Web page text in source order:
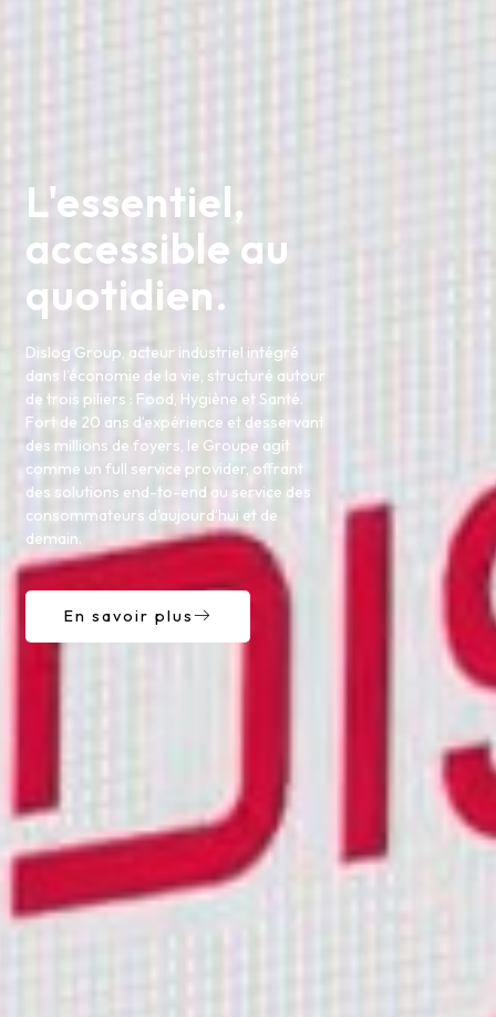
L'essentiel,
accessible au
quotidien.
Dislog Group, acteur industriel intégré
dans l’économie de la vie, structuré autour
de trois piliers : Food, Hygiène et Santé.
Fort de 20 ans d’expérience et desservant
des millions de foyers, le Groupe agit
comme un full service provider, offrant
des solutions end-to-end au service des
consommateurs d’aujourd’hui et de
demain.
En savoir plus